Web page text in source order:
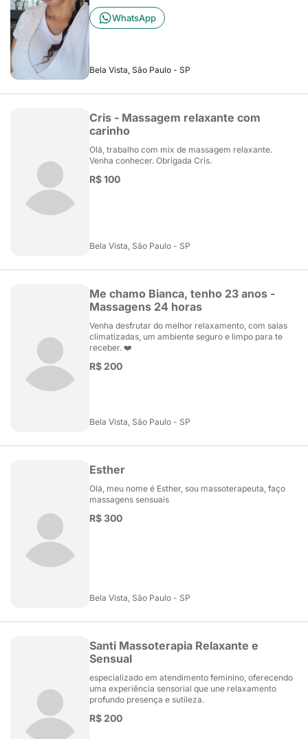
WhatsApp
Bela Vista, São Paulo - SP
Cris - Massagem relaxante com
carinho
Olá, trabalho com mix de massagem relaxante.
Venha conhecer. Obrigada Cris.
R$ 100
Bela Vista, São Paulo - SP
Me chamo Bianca, tenho 23 anos -
Massagens 24 horas
Venha desfrutar do melhor relaxamento, com salas
climatizadas, um ambiente seguro e limpo para te
receber. ❤️
R$ 200
Bela Vista, São Paulo - SP
Esther
Olá, meu nome é Esther, sou massoterapeuta, faço
massagens sensuais
R$ 300
Bela Vista, São Paulo - SP
Santi Massoterapia Relaxante e
Sensual
especializado em atendimento feminino, oferecendo
uma experiência sensorial que une relaxamento
profundo presença e sutileza.
R$ 200